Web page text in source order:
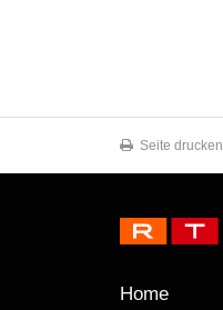
Seite drucken
Home